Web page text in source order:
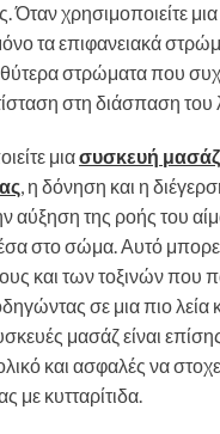
Όταν χρησιμοποιείτε
τα επιφανειακά
στρώματα που
στη διάσπαση του
μιασυσκευή μασάζ
, η δόνηση και η
αύξηση της ροής του
στο σώμα. Αυτό
και των τοξινών που
σε μια πιο λεία
μασάζ είναι
και ασφαλές να
με κυτταρίτιδα.